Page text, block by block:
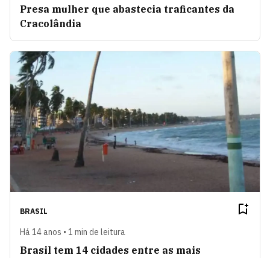
Presa mulher que abastecia traficantes da
Cracolândia
BRASIL
Há 14 anos • 1 min de leitura
Brasil tem 14 cidades entre as mais